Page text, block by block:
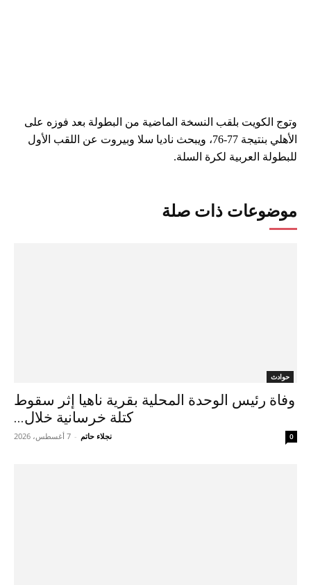
وتوج الكويت بلقب النسخة الماضية من البطولة بعد فوزه على
الأهلي بنتيجة 77-76، ويبحث ناديا سلا وبيروت عن اللقب الأول
للبطولة العربية لكرة السلة.
موضوعات ذات صلة
حوادث
وفاة رئيس الوحدة المحلية بقرية ناهيا إثر سقوط
كتلة خرسانية خلال...
نجلاء حاتم - 7 أغسطس، 2026 0